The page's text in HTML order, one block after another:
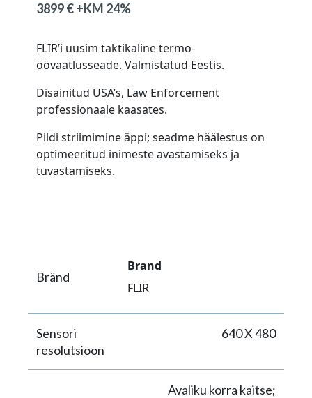
3899€
FLIR’i uusim taktikaline termo-
öövaatlusseade. Valmistatud Eestis.
Disainitud USA’s, Law Enforcement
professionaale kaasates.
Pildi striimimine äppi; seadme häälestus on
optimeeritud inimeste avastamiseks ja
tuvastamiseks.
Bränd
Brand
FLIR
Sensori
resolutsioon
640 X 480
Avaliku korra kaitse;